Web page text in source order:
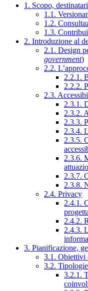
1. Scopo,
1.1.
1.2.
1.3.
2. Introduzione al
2.1. Design
government)
2.2.
2.2.1.
2.2.2.
2.3.
2.3.1.
2.3.2.
2.3.3.
2.3.4.
2.3.5.
2.3.6.
2.3.7.
2.3.8.
2.4. Privacy
2.4.1.
2.4.2.
2.4.3.
3. Pianificazione,
3.1. Obiettivi
3.2.
3.2.1.